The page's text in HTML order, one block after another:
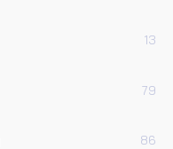
13
79
86